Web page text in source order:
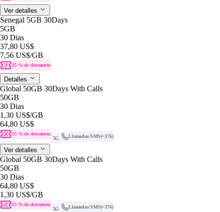
Ver detalles
Senegal 5GB 30Days
5GB
30 Dias
37,80 US$
7,56 US$/GB
15 % de descuento
Detalles
Global 50GB 30Days With Calls
50GB
30 Dias
1,30 US$/GB
64,80 US$
15 % de descuento
5G
Llamadas/SMS(+376)
Ver detalles
Global 50GB 30Days With Calls
50GB
30 Dias
64,80 US$
1,30 US$/GB
15 % de descuento
5G
Llamadas/SMS(+376)